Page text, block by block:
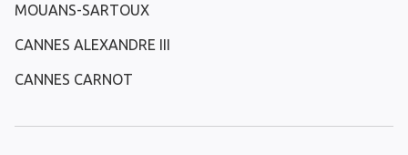
MOUANS-SARTOUX
CANNES ALEXANDRE III
CANNES CARNOT